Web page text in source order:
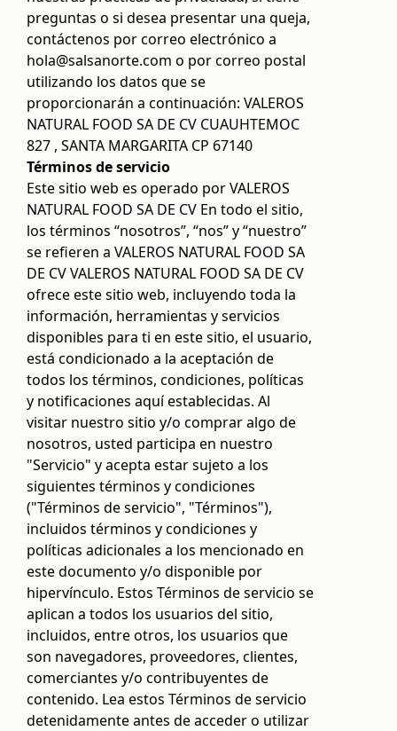
preguntas o si desea presentar una queja,
contáctenos por correo electrónico a
hola@salsanorte.com o por correo postal
utilizando los datos que se
proporcionarán a continuación: VALEROS
NATURAL FOOD SA DE CV CUAUHTEMOC
827 , SANTA MARGARITA CP 67140
Términos de servicio
Este sitio web es operado por VALEROS
NATURAL FOOD SA DE CV En todo el sitio,
los términos “nosotros”, “nos” y “nuestro”
se refieren a VALEROS NATURAL FOOD SA
DE CV VALEROS NATURAL FOOD SA DE CV
ofrece este sitio web, incluyendo toda la
información, herramientas y servicios
disponibles para ti en este sitio, el usuario,
está condicionado a la aceptación de
todos los términos, condiciones, políticas
y notificaciones aquí establecidas. Al
visitar nuestro sitio y/o comprar algo de
nosotros, usted participa en nuestro
"Servicio" y acepta estar sujeto a los
siguientes términos y condiciones
("Términos de servicio", "Términos"),
incluidos términos y condiciones y
políticas adicionales a los mencionado en
este documento y/o disponible por
hipervínculo. Estos Términos de servicio se
aplican a todos los usuarios del sitio,
incluidos, entre otros, los usuarios que
son navegadores, proveedores, clientes,
comerciantes y/o contribuyentes de
contenido. Lea estos Términos de servicio
detenidamente antes de acceder o utilizar